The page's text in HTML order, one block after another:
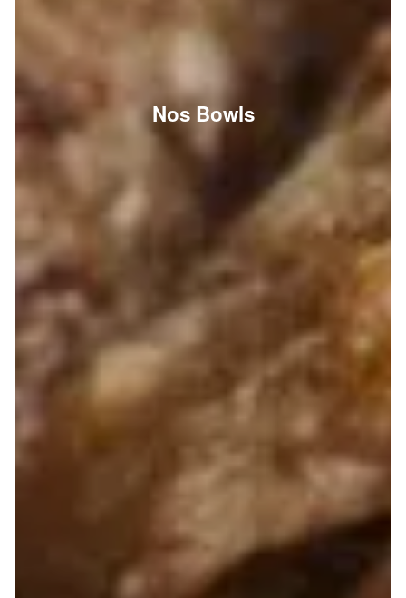
Nos Bowls